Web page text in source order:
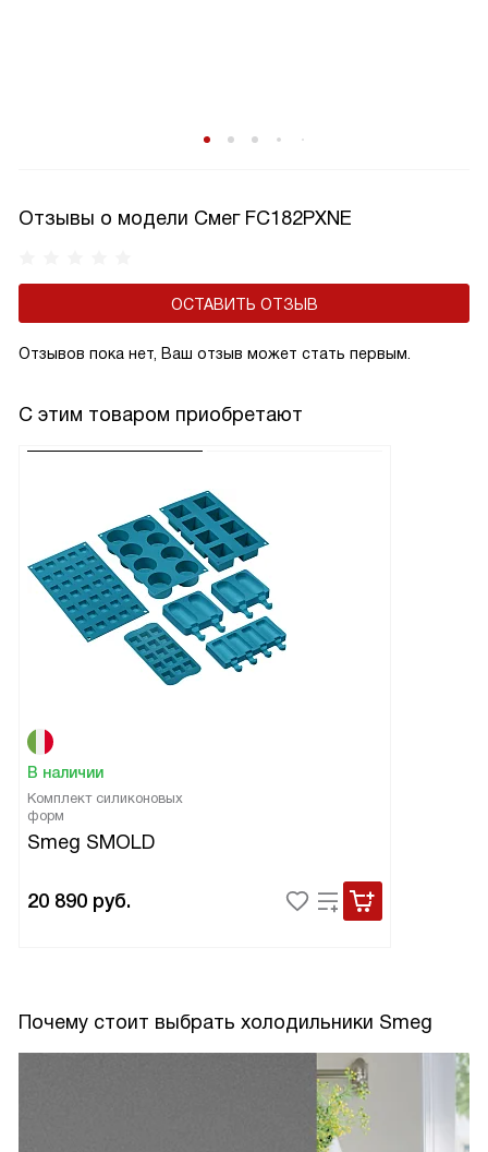
Отзывы о модели Смег FC182PXNE
ОСТАВИТЬ ОТЗЫВ
Отзывов пока нет, Ваш отзыв может стать первым.
С этим товаром приобретают
В наличии
Комплект силиконовых
форм
Smeg SMOLD
20 890 руб.
Почему стоит выбрать холодильники Smeg